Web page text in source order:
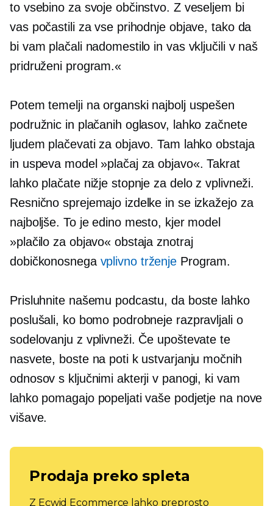
to vsebino za svoje občinstvo. Z veseljem bi
vas počastili za vse prihodnje objave, tako da
bi vam plačali nadomestilo in vas vključili v naš
pridruženi program.«
Potem temelji na organski najbolj uspešen
podružnic in plačanih oglasov, lahko začnete
ljudem plačevati za objavo. Tam lahko obstaja
in uspeva model »plačaj za objavo«. Takrat
lahko plačate nižje stopnje za delo z vplivneži.
Resnično sprejemajo izdelke in se izkažejo za
najboljše. To je edino mesto, kjer model
»plačilo za objavo« obstaja znotraj
dobičkonosnega vplivno trženje Program.
Prisluhnite našemu podcastu, da boste lahko
poslušali, ko bomo podrobneje razpravljali o
sodelovanju z vplivneži. Če upoštevate te
nasvete, boste na poti k ustvarjanju močnih
odnosov s ključnimi akterji v panogi, ki vam
lahko pomagajo popeljati vaše podjetje na nove
višave.
Prodaja preko spleta
Z Ecwid Ecommerce lahko preprosto